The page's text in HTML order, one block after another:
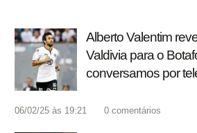
Alberto Valentim
Valdivia para o
conversamos por
06/02/25 às 19:21 0 comentários